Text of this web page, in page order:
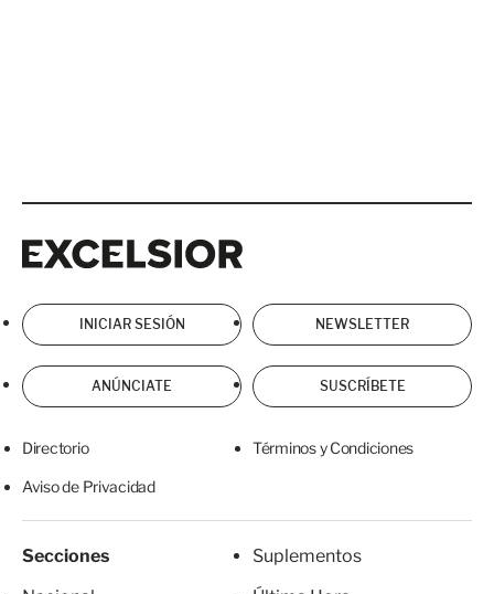
INICIAR SESIÓN NEWSLETTER
ANÚNCIATE SUSCRÍBETE
Directorio Términos y Condiciones
Aviso de Privacidad
Secciones
Suplementos